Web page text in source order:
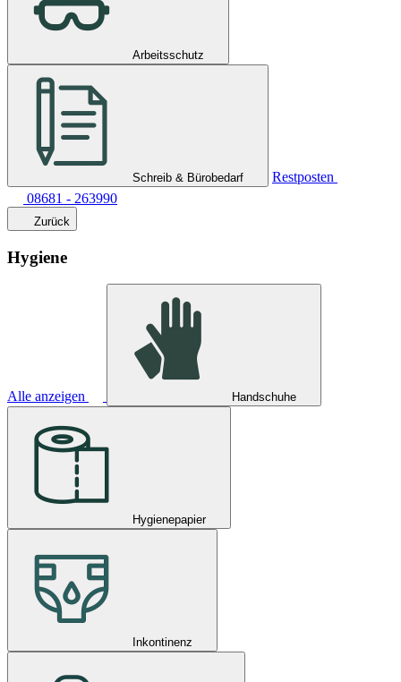
Arbeitsschutz
Schreib & Bürobedarf
Restposten
08681 - 263990
Zurück
Hygiene
Alle anzeigen Handschuhe
Hygienepapier
Inkontinenz